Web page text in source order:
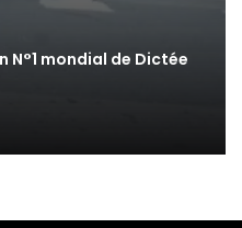
N°1 mondial de Dictée